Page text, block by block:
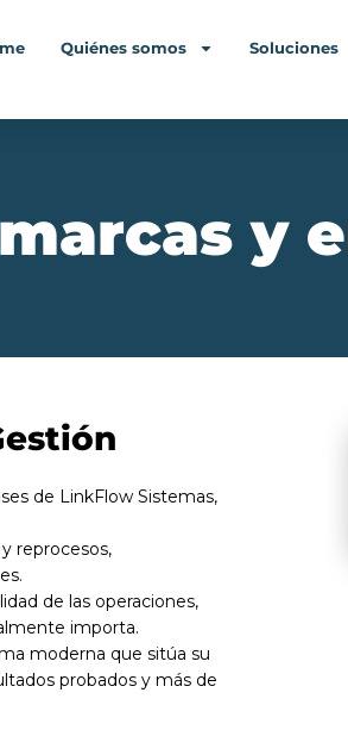
Quiénes somos Soluciones
y
de LinkFlow Sistemas,
reprocesos,
de las operaciones,
importa.
moderna que sitúa su
probados y más de